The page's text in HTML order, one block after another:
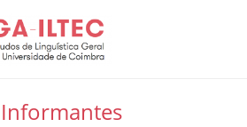
Informantes